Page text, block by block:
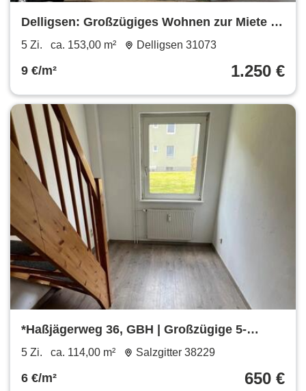
Delligsen: Großzügiges Wohnen zur Miete -
wie im eigenen Haus.
5 Zi. ca. 153,00 m² Delligsen 31073
9 €/m² 1.250 €
*Haßjägerweg 36, GBH | Großzügige 5-
Zimmer-Maisonette-Wohnung mit 2 Bädern &
5 Zi. ca. 114,00 m² Salzgitter 38229
6 €/m² 650 €